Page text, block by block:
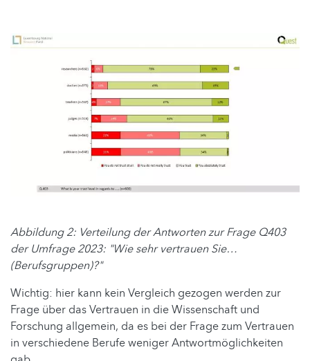
Abbildung 2: Verteilung der Antworten zur Frage Q403
der Umfrage 2023: "Wie sehr vertrauen Sie…
(Berufsgruppen)?"
Wichtig: hier kann kein Vergleich gezogen werden zur
Frage über das Vertrauen in die Wissenschaft und
Forschung allgemein, da es bei der Frage zum Vertrauen
in verschiedene Berufe weniger Antwortmöglichkeiten